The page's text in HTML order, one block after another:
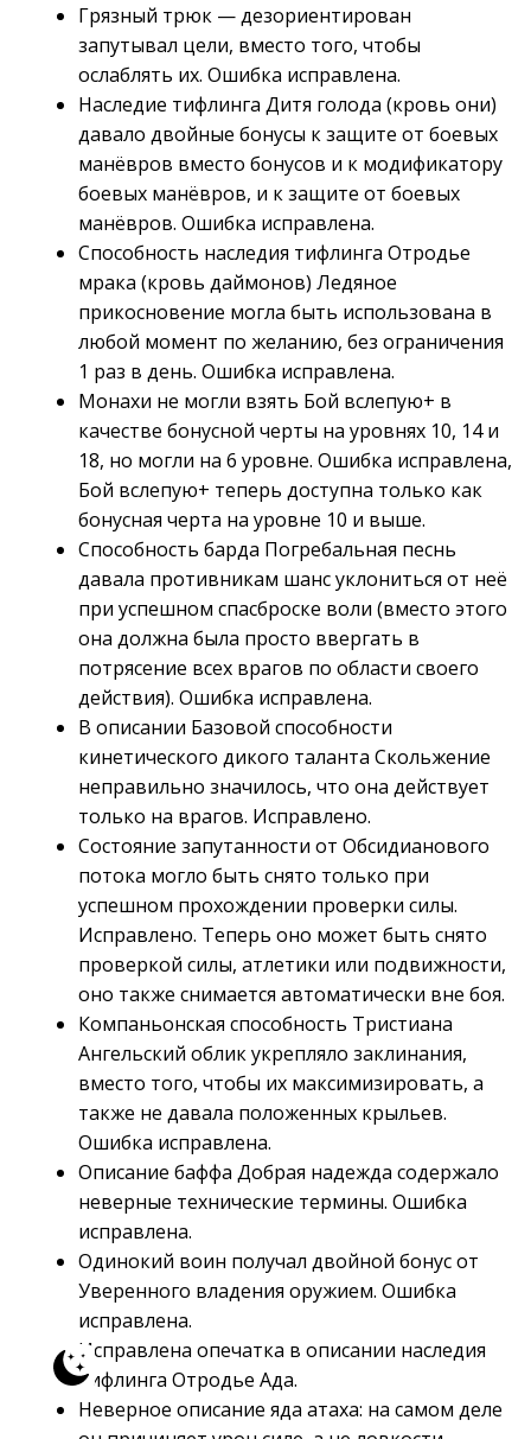
Грязный трюк — дезориентирован
запутывал цели, вместо того, чтобы
ослаблять их. Ошибка исправлена.
Наследие тифлинга Дитя голода (кровь они)
давало двойные бонусы к защите от боевых
манёвров вместо бонусов и к модификатору
боевых манёвров, и к защите от боевых
манёвров. Ошибка исправлена.
Способность наследия тифлинга Отродье
мрака (кровь даймонов) Ледяное
прикосновение могла быть использована в
любой момент по желанию, без ограничения
1 раз в день. Ошибка исправлена.
Монахи не могли взять Бой вслепую+ в
качестве бонусной черты на уровнях 10, 14 и
18, но могли на 6 уровне. Ошибка исправлена,
Бой вслепую+ теперь доступна только как
бонусная черта на уровне 10 и выше.
Способность барда Погребальная песнь
давала противникам шанс уклониться от неё
при успешном спасброске воли (вместо этого
она должна была просто ввергать в
потрясение всех врагов по области своего
действия). Ошибка исправлена.
В описании Базовой способности
кинетического дикого таланта Скольжение
неправильно значилось, что она действует
только на врагов. Исправлено.
Состояние запутанности от Обсидианового
потока могло быть снято только при
успешном прохождении проверки силы.
Исправлено. Теперь оно может быть снято
проверкой силы, атлетики или подвижности,
оно также снимается автоматически вне боя.
Компаньонская способность Тристиана
Ангельский облик укрепляло заклинания,
вместо того, чтобы их максимизировать, а
также не давала положенных крыльев.
Ошибка исправлена.
Описание баффа Добрая надежда содержало
неверные технические термины. Ошибка
исправлена.
Одинокий воин получал двойной бонус от
Уверенного владения оружием. Ошибка
исправлена.
Исправлена опечатка в описании наследия
тифлинга Отродье Ада.
Неверное описание яда атаха: на самом деле